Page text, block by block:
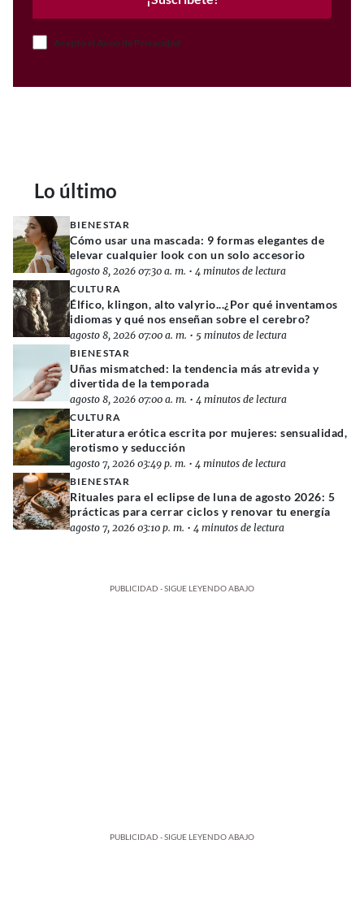
Acepto el Aviso de Privacidad
Lo último
BIENESTAR
Cómo usar una mascada: 9 formas elegantes de
elevar cualquier look con un solo accesorio
agosto 8, 2026 07:30 a. m. • 4 minutos de lectura
CULTURA
Élfico, klingon, alto valyrio...¿Por qué inventamos
idiomas y qué nos enseñan sobre el cerebro?
agosto 8, 2026 07:00 a. m. • 5 minutos de lectura
BIENESTAR
Uñas mismatched: la tendencia más atrevida y
divertida de la temporada
agosto 8, 2026 07:00 a. m. • 4 minutos de lectura
CULTURA
Literatura erótica escrita por mujeres: sensualidad,
erotismo y seducción
agosto 7, 2026 03:49 p. m. • 4 minutos de lectura
BIENESTAR
Rituales para el eclipse de luna de agosto 2026: 5
prácticas para cerrar ciclos y renovar tu energía
agosto 7, 2026 03:10 p. m. • 4 minutos de lectura
PUBLICIDAD - SIGUE LEYENDO ABAJO
PUBLICIDAD - SIGUE LEYENDO ABAJO